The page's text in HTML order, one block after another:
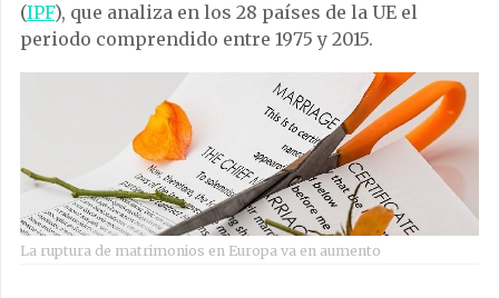
(IPF), que analiza en los 28 países de la UE el
periodo comprendido entre 1975 y 2015.
La ruptura de matrimonios en Europa va en aumento